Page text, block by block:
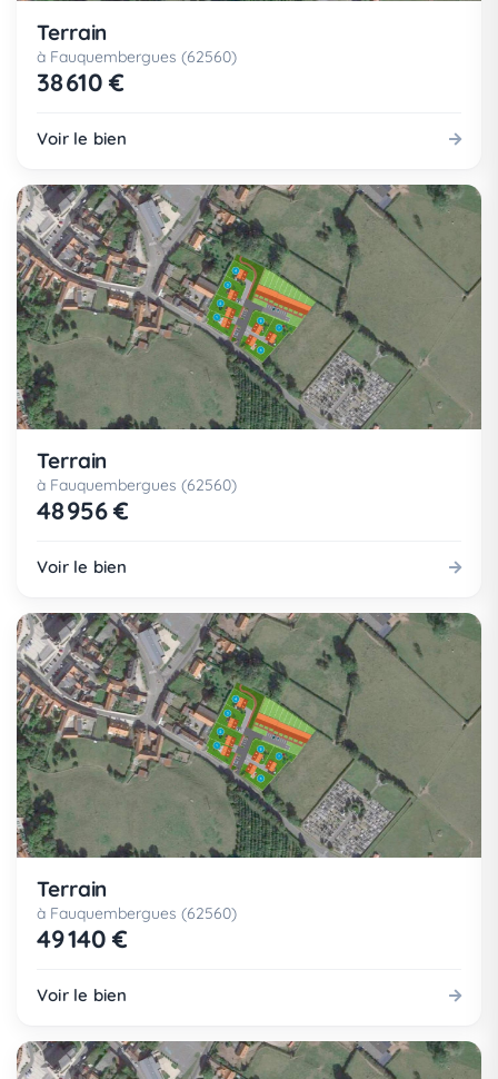
Terrain
à Fauquembergues (62560)
38 610 €
Voir le bien
Terrain
à Fauquembergues (62560)
48 956 €
Voir le bien
Terrain
à Fauquembergues (62560)
49 140 €
Voir le bien